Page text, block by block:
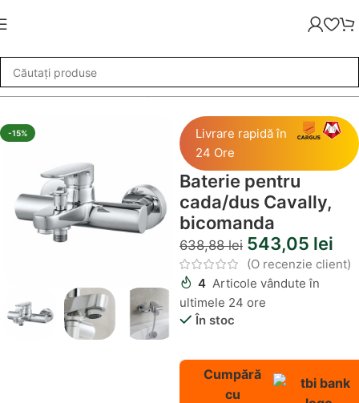
»Casa»Baie»Baterie pentru cada/dus Cavally, bicomanda
-15%
Livrare rapidă în
24 Ore
Baterie pentru
cada/dus Cavally,
bicomanda
638,88lei 543,05 lei
(O recenzie client)
4 Articole vândute în
ultimele 24 ore
În stoc
Cumpără
cu